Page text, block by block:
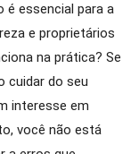
é essencial para a
e proprietários
na prática? Se
cuidar do seu
interesse em
você não está